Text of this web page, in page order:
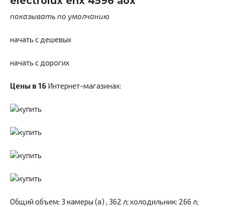
показывать по умолчанию
начать с дешевых
начать с дорогих
Цены в 16 Интернет-магазинах:
Общий объем: 3 камеры (а) , 362 л; холодильник: 266 л;